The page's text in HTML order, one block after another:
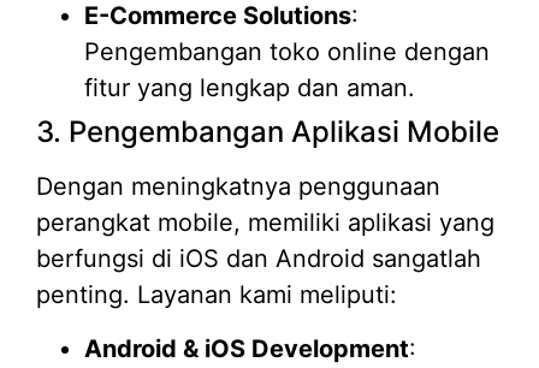
E-Commerce Solutions:
Pengembangan toko online dengan
fitur yang lengkap dan aman.
3. Pengembangan Aplikasi Mobile
Dengan meningkatnya penggunaan
perangkat mobile, memiliki aplikasi yang
berfungsi di iOS dan Android sangatlah
penting. Layanan kami meliputi:
Android & iOS Development: